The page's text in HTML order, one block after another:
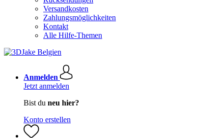
Versandkosten
Zahlungsmöglichkeiten
Kontakt
Alle Hilfe-Themen
Anmelden
Jetzt anmelden
Bist du neu hier?
Konto erstellen